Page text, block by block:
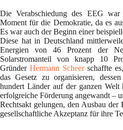
Die Verabschiedung des EEG
Moment für die Demokratie, da es
Es war auch der Beginn einer
Diese hat in Deutschland
Energien von 46 Prozent der
Solarstromanteil von knapp 10
Gründer Hermann Scheerschaffte
das Gesetz zu organisieren,
hundert Länder auf der ganzen
erfolgreiche Förderung angewandt –
Rechtsakt gelungen, den Ausbau der
gesellschaftliche Akzeptanz für ihre